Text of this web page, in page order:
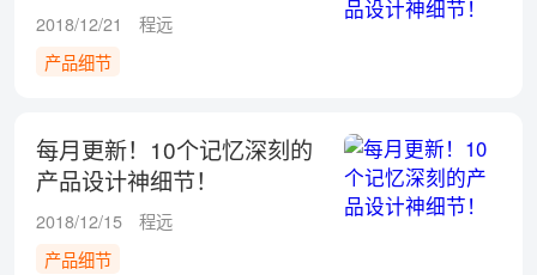
2018/12/21
程远
产品细节
每月更新！10个记忆深刻的
产品设计神细节！
2018/12/15
程远
产品细节